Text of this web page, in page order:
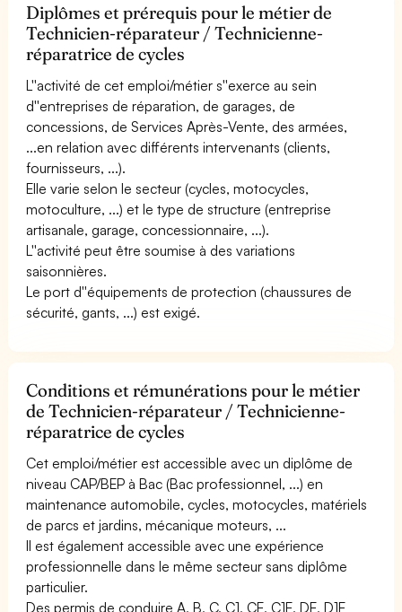
Diplômes et prérequis pour le métier de
Technicien-réparateur / Technicienne-
réparatrice de cycles
L''activité de cet emploi/métier s''exerce au sein
d''entreprises de réparation, de garages, de
concessions, de Services Après-Vente, des armées,
...en relation avec différents intervenants (clients,
fournisseurs, ...).
Elle varie selon le secteur (cycles, motocycles,
motoculture, ...) et le type de structure (entreprise
artisanale, garage, concessionnaire, ...).
L''activité peut être soumise à des variations
saisonnières.
Le port d''équipements de protection (chaussures de
sécurité, gants, ...) est exigé.
Conditions et rémunérations pour le métier
de Technicien-réparateur / Technicienne-
réparatrice de cycles
Cet emploi/métier est accessible avec un diplôme de
niveau CAP/BEP à Bac (Bac professionnel, ...) en
maintenance automobile, cycles, motocycles, matériels
de parcs et jardins, mécanique moteurs, ...
Il est également accessible avec une expérience
professionnelle dans le même secteur sans diplôme
particulier.
Des permis de conduire A, B, C, C1, CE, C1E, DE, D1E